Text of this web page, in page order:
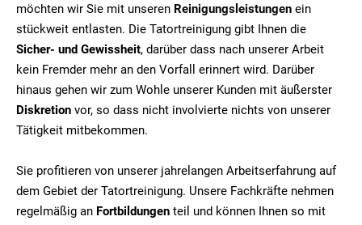
möchten wir Sie mit unseren Reinigungsleistungen ein
stückweit entlasten. Die Tatortreinigung gibt Ihnen die
Sicher- und Gewissheit, darüber dass nach unserer Arbeit
kein Fremder mehr an den Vorfall erinnert wird. Darüber
hinaus gehen wir zum Wohle unserer Kunden mit äußerster
Diskretion vor, so dass nicht involvierte nichts von unserer
Tätigkeit mitbekommen.
Sie profitieren von unserer jahrelangen Arbeitserfahrung auf
dem Gebiet der Tatortreinigung. Unsere Fachkräfte nehmen
regelmäßig an Fortbildungen teil und können Ihnen so mit